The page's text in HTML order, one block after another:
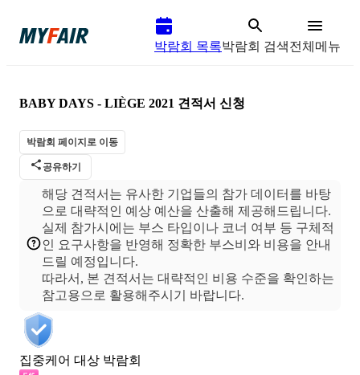
박람회 목록박람회 검색전체메뉴
BABY DAYS - LIÈGE 2021 견적서 신청
박람회 페이지로 이동
공유하기
해당 견적서는 유사한 기업들의 참가 데이터를 바탕
으로 대략적인 예상 예산을 산출해 제공해드립니다.
실제 참가시에는 부스 타입이나 코너 여부 등 구체적
인 요구사항을 반영해 정확한 부스비와 비용을 안내
드릴 예정입니다.
따라서, 본 견적서는 대략적인 비용 수준을 확인하는
집중케어 대상 박람회